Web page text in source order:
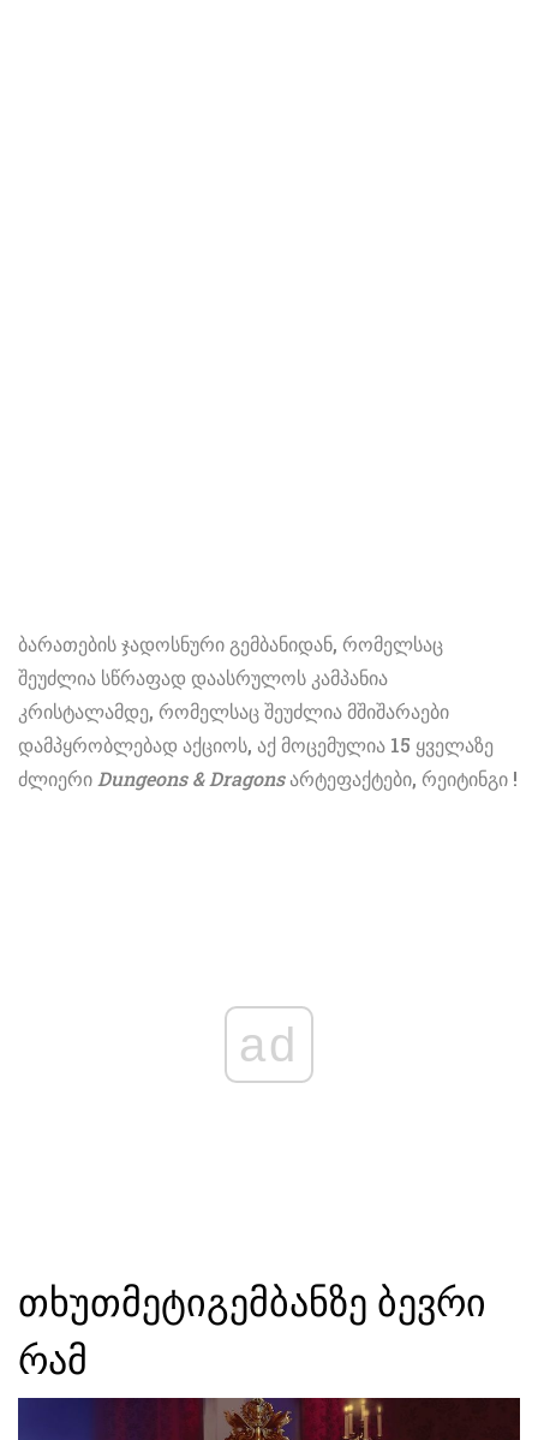
ბარათების ჯადოსნური გემბანიდან, რომელსაც
შეუძლია სწრაფად დაასრულოს კამპანია
კრისტალამდე, რომელსაც შეუძლია მშიშარაები
დამპყრობლებად აქციოს, აქ მოცემულია 15 ყველაზე
ძლიერი Dungeons & Dragonsარტეფაქტები, რეიტინგი !
ad
თხუთმეტიგემბანზე ბევრი
რამ